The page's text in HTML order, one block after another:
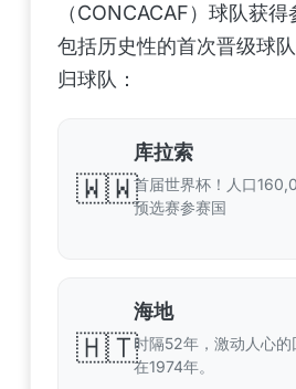
（CONCACAF）球队获
包括历史性的首次晋级球
归球队：
🇼🇼
库拉索
首届世界杯！人口
预选赛参赛国
🇭🇹
海地
时隔52年，激动人心
在1974年。